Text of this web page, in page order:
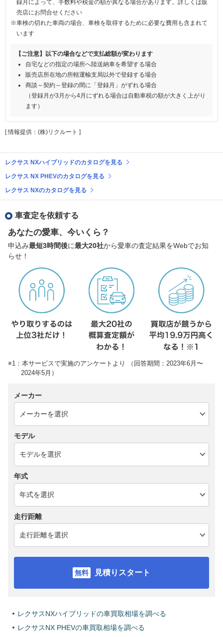
録月によって、手数料や税金の額が異なる場合があります。詳しくは販
売店にお問合せください
※車検の切れた車両の場合、車検を取得するために必要な費用も含まれて
います
【ご注意】以下の場合などで支払総額が変わります
自宅などの指定の場所へ陸送納車を希望する場合
販売店所在地の所轄運輸支局以外で登録する場合
商談～契約～登録の間に「登録月」がずれる場合
（登録月が3月から4月にずれる場合は自動車税の額が大きく上がり
ます）
[ 情報提供：(株)リクルート ]
レクサス NXハイブリッドのカタログを見る
レクサス NX PHEVのカタログを見る
レクサス NXのカタログを見る
車査定を依頼する
あなたの愛車、今いくら？
申込み最短3時間後に最大20社から愛車の査定結果をWebでお知
らせ！
※1：本サービスで実施のアンケートより （回答期間：2023年6月〜
2024年5月）
メーカー
モデル
年式
走行距離
見積りスタート
レクサスNXハイブリッドの車買取相場を調べる
レクサスNX PHEVの車買取相場を調べる